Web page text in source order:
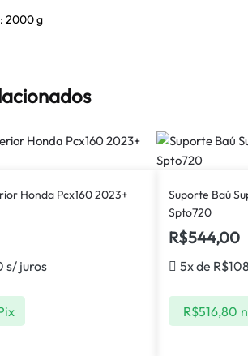
2000 g
Honda Pcx160 2023+
s/ juros
Suporte Baú
Spto720
R$544,00
5x de R$
R$516,80